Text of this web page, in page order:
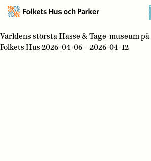
Världens största Hasse & Tage-museum
Folkets Hus 2026-04-06 – 2026-04-12